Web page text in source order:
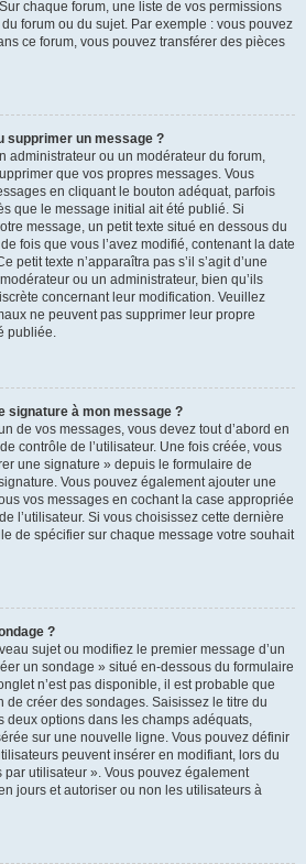
chaque forum, une liste de vos permissions
forum ou du sujet. Par exemple : vous pouvez
ce forum, vous pouvez transférer des pièces
supprimer un message ?
administrateur ou un modérateur du forum,
que vos propres messages. Vous
en cliquant le bouton adéquat, parfois
que le message initial ait été publié. Si
message, un petit texte situé en dessous du
fois que vous l’avez modifié, contenant la date
petit texte n’apparaîtra pas s’il s’agit d’une
ou un administrateur, bien qu’ils
concernant leur modification. Veuillez
ne peuvent pas supprimer leur propre
publiée.
signature à mon message ?
de vos messages, vous devez tout d’abord en
contrôle de l’utilisateur. Une fois créée, vous
une signature » depuis le formulaire de
Vous pouvez également ajouter une
vos messages en cochant la case appropriée
l’utilisateur. Si vous choisissez cette dernière
de spécifier sur chaque message votre souhait
?
sujet ou modifiez le premier message d’un
un sondage » situé en-dessous du formulaire
n’est pas disponible, il est probable que
de créer des sondages. Saisissez le titre du
deux options dans les champs adéquats,
sur une nouvelle ligne. Vous pouvez définir
peuvent insérer en modifiant, lors du
utilisateur ». Vous pouvez également
jours et autoriser ou non les utilisateurs à